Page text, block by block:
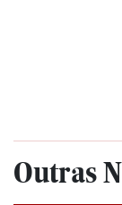
Outras